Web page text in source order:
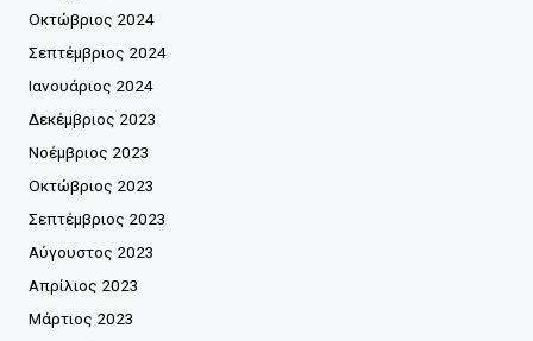
Οκτώβριος 2024
Σεπτέμβριος 2024
Ιανουάριος 2024
Δεκέμβριος 2023
Νοέμβριος 2023
Οκτώβριος 2023
Σεπτέμβριος 2023
Αύγουστος 2023
Απρίλιος 2023
Μάρτιος 2023